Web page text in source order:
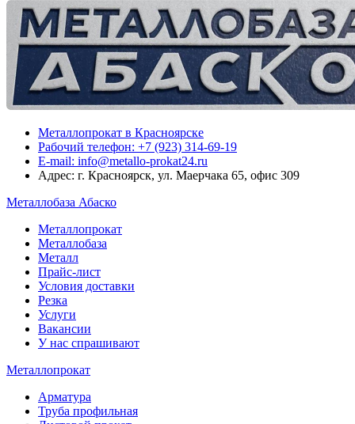
Металлопрокат в Красноярске
Рабочий телефон: +7 (923) 314-69-19
E-mail: info@metallo-prokat24.ru
Адрес: г. Красноярск, ул. Маерчака 65, офис 309
Металлобаза Абаско
Металлопрокат
Металлобаза
Металл
Прайс-лист
Условия доставки
Резка
Услуги
Вакансии
У нас спрашивают
Металлопрокат
Арматура
Труба профильная